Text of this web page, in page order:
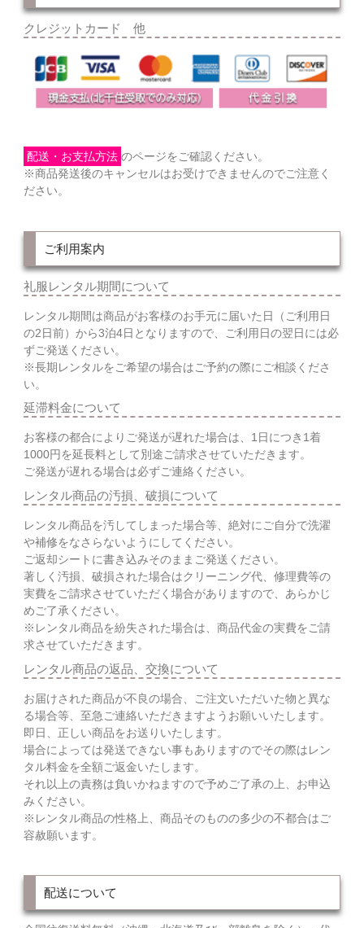
クレジットカード 他
配送・お支払方法 のページをご確認ください。
※商品発送後のキャンセルはお受けできませんのでご注意く
ださい。
ご利用案内
礼服レンタル期間について
レンタル期間は商品がお客様のお手元に届いた日（ご利用日
の2日前）から3泊4日となりますので、ご利用日の翌日には必
ずご発送ください。
※長期レンタルをご希望の場合はご予約の際にご相談くださ
い。
延滞料金について
お客様の都合によりご発送が遅れた場合は、1日につき1着
1000円を延長料として別途ご請求させていただきます。
ご発送が遅れる場合は必ずご連絡ください。
レンタル商品の汚損、破損について
レンタル商品を汚してしまった場合等、絶対にご自分で洗濯
や補修をなさらないようにしてください。
ご返却シートに書き込みそのままご発送ください。
著しく汚損、破損された場合はクリーニング代、修理費等の
実費をご請求させていただく場合がありますので、あらかじ
めご了承ください。
※レンタル商品を紛失された場合は、商品代金の実費をご請
求させていただきます。
レンタル商品の返品、交換について
お届けされた商品が不良の場合、ご注文いただいた物と異な
る場合等、至急ご連絡いただきますようお願いいたします。
即日、正しい商品をお送りいたします。
場合によっては発送できない事もありますのでその際はレン
タル料金を全額ご返金いたします。
それ以上の責務は負いかねますので予めご了承の上、お申込
みください。
※レンタル商品の性格上、商品そのものの多少の不都合はご
容赦願います。
配送について